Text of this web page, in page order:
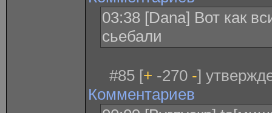
03:38 [Dana] Вот как
сьебали
#85 [+ -270 -]
Комментариев